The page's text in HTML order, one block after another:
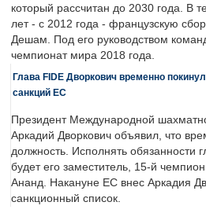
который рассчитан до 2030 года. В
лет - с 2012 года - французскую
Дешам. Под его руководством
чемпионат мира 2018 года.
Глава FIDE Дворкович временно
санкций ЕС
Президент Международной
Аркадий Дворкович объявил, что
должность. Исполнять обязанности
будет его заместитель, 15-й
Ананд. Накануне ЕС внес Аркадия
санкционный список.